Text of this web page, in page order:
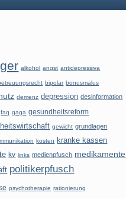
alkohol angst antidepressiva
bipolar bonusmalus
demenz depression desinformation
faq gaga gesundheitsreform
gewicht grundlagen
kosten kranke kassen
kv links medienpfusch medikamente
politikerpfusch
psychotherapie rationierung